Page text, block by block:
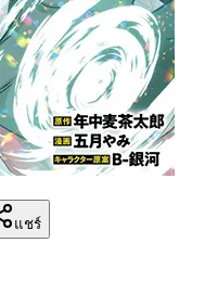
แชร์